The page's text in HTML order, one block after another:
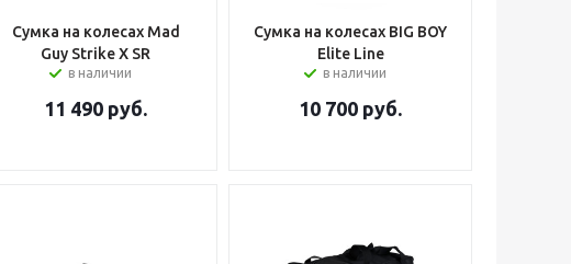
Сумка на колесах Mad
Guy Strike X SR
в наличии
11 490 руб.
Сумка на колесах BIG BOY
Elite Line
в наличии
10 700 руб.